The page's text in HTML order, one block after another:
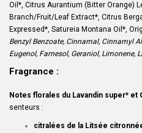
Oil*, Citrus Aurantium (Bitter Orange)
Branch/Fruit/Leaf Extract*, Citrus
Expressed*, Satureia Montana Oil*,
Benzyl Benzoate, Cinnamal, Cinnamyl
Eugenol, Farnesol, Geraniol, Limonene,
Fragrance :
Notes florales du Lavandin super* et
senteurs :
citralées de la Litsée